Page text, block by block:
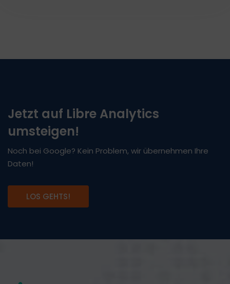
Jetzt auf Libre Analytics
umsteigen!
Noch bei Google? Kein Problem, wir übernehmen Ihre
Daten!
LOS GEHTS!